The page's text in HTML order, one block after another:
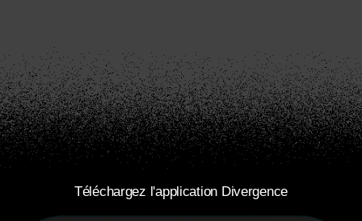
Téléchargez l'application Divergence